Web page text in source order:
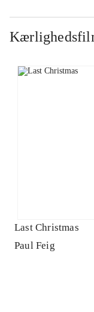
Last Christmas
Paul Feig